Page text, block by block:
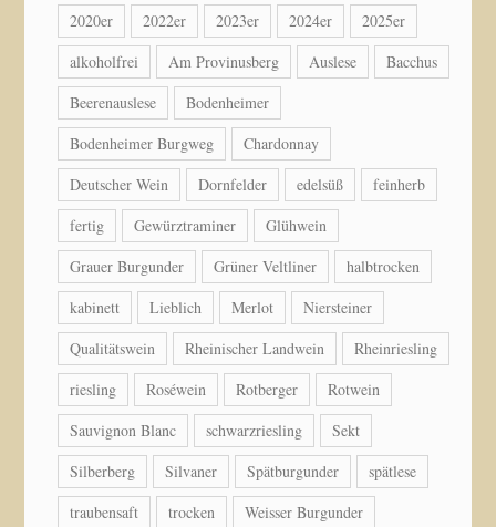
2020er 2022er 2023er 2024er
2025er
alkoholfrei
Am Provinusberg Auslese
Bacchus
Beerenauslese
Bodenheimer
Bodenheimer Burgweg
Chardonnay
Deutscher Wein
Dornfelder edelsüß
feinherb
fertig
Gewürztraminer
Glühwein
Grauer Burgunder
Grüner Veltliner
halbtrocken
kabinett
Lieblich Merlot
Niersteiner
Qualitätswein
Rheinischer Landwein
Rheinriesling
riesling
Roséwein Rotberger
Rotwein
Sauvignon Blanc
schwarzriesling
Sekt
Silberberg
Silvaner Spätburgunder
spätlese
traubensaft
trocken
Weisser Burgunder